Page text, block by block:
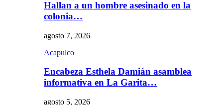
Hallan a un hombre asesinado en la
colonia…
agosto 7, 2026
Acapulco
Encabeza Esthela Damián asamblea
informativa en La Garita…
agosto 5, 2026